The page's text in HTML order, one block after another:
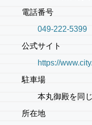
電話番号
049-222-5399
公式サイト
https://
駐車場
本丸御殿を同
所在地